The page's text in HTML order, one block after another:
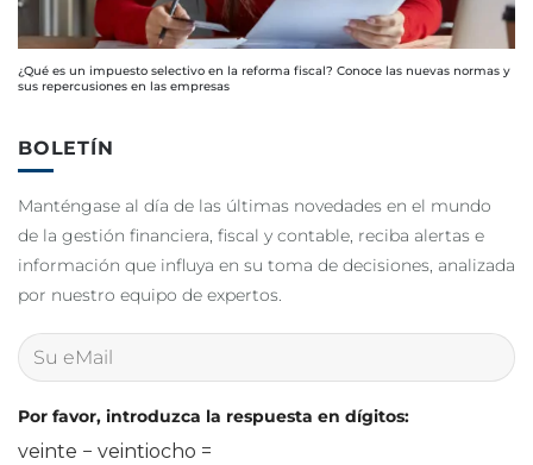
¿Qué es un impuesto selectivo en la reforma fiscal? Conoce las nuevas normas y
sus repercusiones en las empresas
BOLETÍN
Manténgase al día de las últimas novedades en el mundo
de la gestión financiera, fiscal y contable, reciba alertas e
información que influya en su toma de decisiones, analizada
por nuestro equipo de expertos.
Por favor, introduzca la respuesta en dígitos:
veinte − veintiocho =